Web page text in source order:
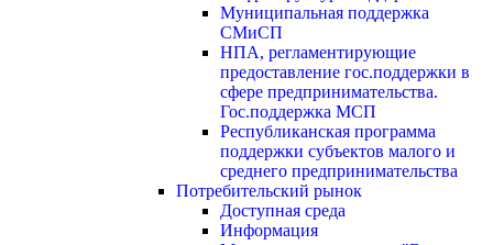
Муниципальная поддержка
СМиСП
НПА, регламентирующие
предоставление гос.поддержки в
сфере предпринимательства.
Гос.поддержка МСП
Республиканская программа
поддержки субъектов малого и
среднего предпринимательства
Потребительский рынок
Доступная среда
Информация